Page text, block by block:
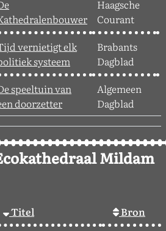
Haagsche
Courant
vernietigt elk
systeem
Brabants
Dagblad
speeltuin van
doorzetter
Algemeen
Dagblad
Mildam
Titel
Bron